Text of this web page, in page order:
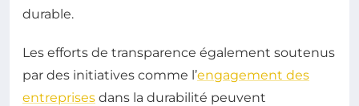
durable.
Les efforts de transparence également soutenus
par des initiatives comme l’engagement des
entreprises dans la durabilité peuvent